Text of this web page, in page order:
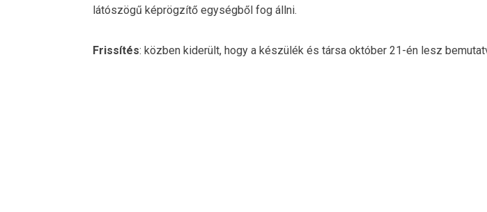
látószögű képrögzítő egységből fog állni.
Frissítés: közben kiderült, hogy a készülék és társa október 21-én lesz